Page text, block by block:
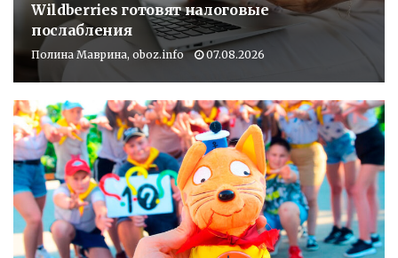
Wildberries готовят налоговые
послабления
Полина Маврина, oboz.info 07.08.2026